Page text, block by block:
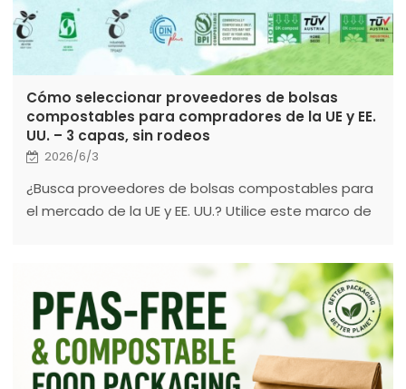
Cómo seleccionar proveedores de bolsas
compostables para compradores de la UE y EE.
UU. – 3 capas, sin rodeos
2026/6/3
¿Busca proveedores de bolsas compostables para
el mercado de la UE y EE. UU.? Utilice este marco de
fiabilidad de los proveedores.